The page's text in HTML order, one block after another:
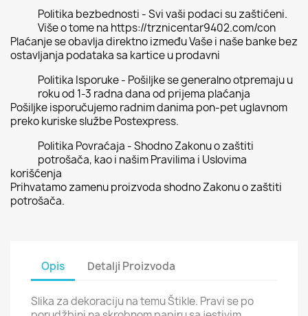
Politika bezbednosti - Svi vaši podaci su zaštićeni.
Više o tome na https://trznicentar9402.com/con
Plaćanje se obavlja direktno između Vaše i naše banke bez
ostavljanja podataka sa kartice u prodavni
Politika Isporuke - Pošiljke se generalno otpremaju u
roku od 1-3 radna dana od prijema plaćanja
Pošiljke isporučujemo radnim danima pon-pet uglavnom
preko kuriske službe Postexpress.
Politika Povraćaja - Shodno Zakonu o zaštiti
potrošača, kao i našim Pravilima i Uslovima
korišćenja
Prihvatamo zamenu proizvoda shodno Zakonu o zaštiti
potrošača.
Opis Detalji Proizvoda
Slika za dekoraciju na temu Štikle. Pravi se po